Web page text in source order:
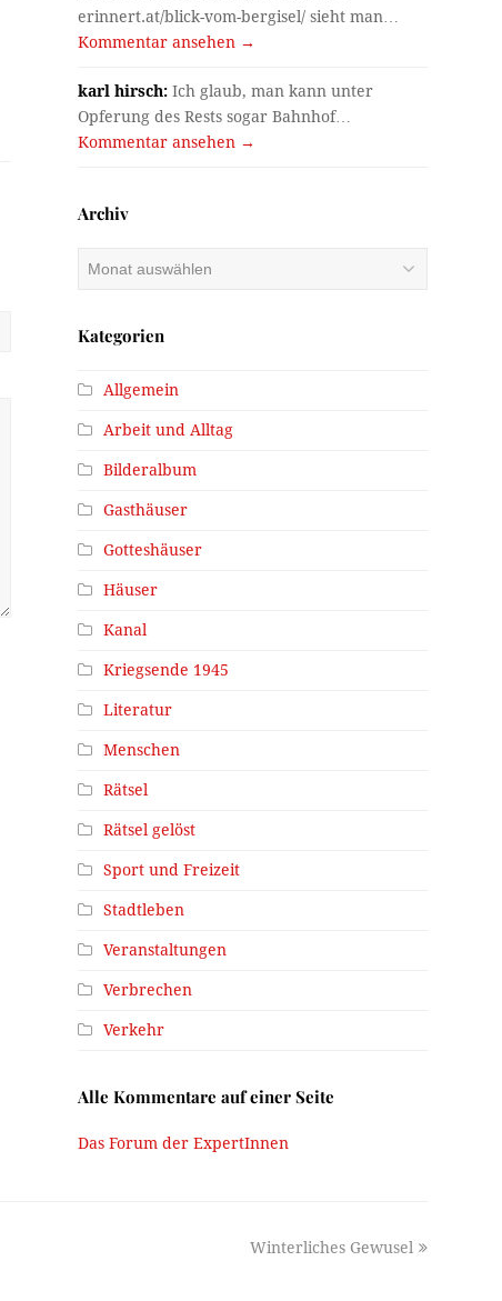
erinnert.at/blick-vom-bergisel/ sieht man…
Kommentar ansehen →
karl hirsch: Ich glaub, man kann unter
Opferung des Rests sogar Bahnhof…
Kommentar ansehen →
Archiv
Kategorien
Allgemein
Arbeit und Alltag
Bilderalbum
Gasthäuser
Gotteshäuser
Häuser
Kanal
Kriegsende 1945
Literatur
Menschen
Rätsel
Rätsel gelöst
Sport und Freizeit
Stadtleben
Veranstaltungen
Verbrechen
Verkehr
Alle Kommentare auf einer Seite
Das Forum der ExpertInnen
next
Winterliches Gewusel